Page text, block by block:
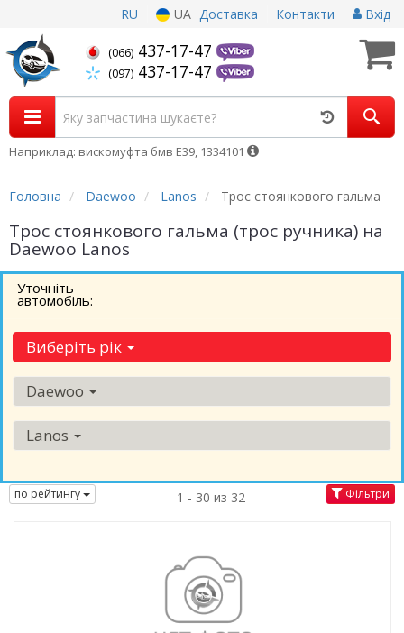
RU UA Доставка Контакти Вхід
(066) 437-17-47
(097) 437-17-47
Наприклад: вискомуфта бмв Е39, 1334101
Головна Daewoo Lanos Трос стоянкового гальма
Трос стоянкового гальма (трос ручника) на
Daewoo Lanos
Уточніть
автомобіль:
Виберіть рік
Daewoo
Lanos
по рейтингу 1 - 30 из 32 Фільтри